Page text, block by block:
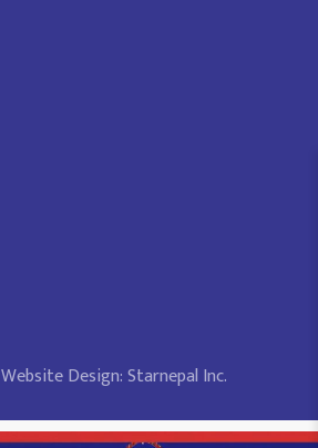
Website Design:Starnepal Inc.